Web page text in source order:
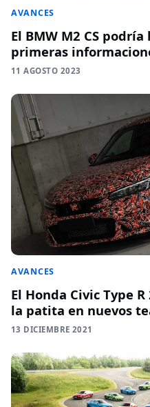
AVANCES
El BMW M2 CS
primeras
11 AGOSTO 2023
AVANCES
El Honda Civic Type
la patita en nuevos
13 DICIEMBRE 2021